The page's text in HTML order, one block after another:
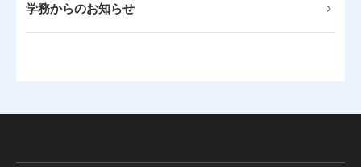
学務からのお知らせ